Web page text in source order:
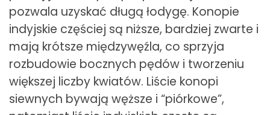
pozwala uzyskać długą łodygę. Konopie
indyjskie częściej są niższe, bardziej zwarte i
mają krótsze międzywęźla, co sprzyja
rozbudowie bocznych pędów i tworzeniu
większej liczby kwiatów. Liście konopi
siewnych bywają węższe i “piórkowe”,